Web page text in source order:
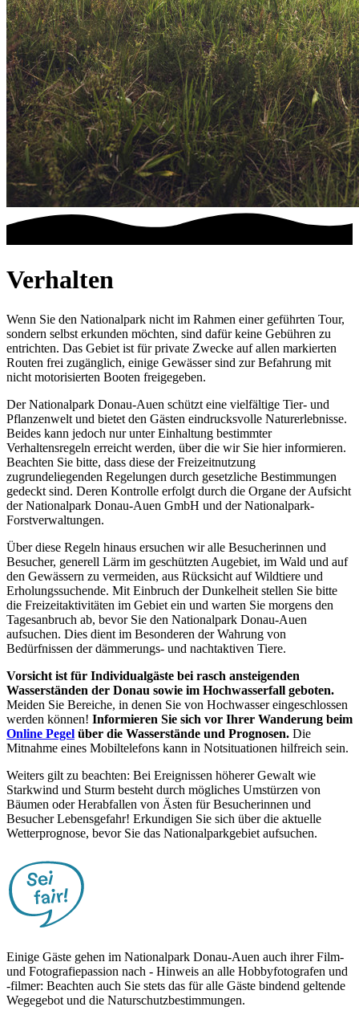
Verhalten
Wenn Sie den Nationalpark nicht im Rahmen einer geführten Tour,
sondern selbst erkunden möchten, sind dafür keine Gebühren zu
entrichten. Das Gebiet ist für private Zwecke auf allen markierten
Routen frei zugänglich, einige Gewässer sind zur Befahrung mit
nicht motorisierten Booten freigegeben.
Der Nationalpark Donau-Auen schützt eine vielfältige Tier- und
Pflanzenwelt und bietet den Gästen eindrucksvolle Naturerlebnisse.
Beides kann jedoch nur unter Einhaltung bestimmter
Verhaltensregeln erreicht werden, über die wir Sie hier informieren.
Beachten Sie bitte, dass diese der Freizeitnutzung
zugrundeliegenden Regelungen durch gesetzliche Bestimmungen
gedeckt sind. Deren Kontrolle erfolgt durch die Organe der Aufsicht
der Nationalpark Donau-Auen GmbH und der Nationalpark-
Forstverwaltungen.
Über diese Regeln hinaus ersuchen wir alle Besucherinnen und
Besucher, generell Lärm im geschützten Augebiet, im Wald und auf
den Gewässern zu vermeiden, aus Rücksicht auf Wildtiere und
Erholungssuchende. Mit Einbruch der Dunkelheit stellen Sie bitte
die Freizeitaktivitäten im Gebiet ein und warten Sie morgens den
Tagesanbruch ab, bevor Sie den Nationalpark Donau-Auen
aufsuchen. Dies dient im Besonderen der Wahrung von
Bedürfnissen der dämmerungs- und nachtaktiven Tiere.
Vorsicht ist für Individualgäste bei rasch ansteigenden
Wasserständen der Donau sowie im Hochwasserfall geboten.
Meiden Sie Bereiche, in denen Sie von Hochwasser eingeschlossen
werden können! Informieren Sie sich vor Ihrer Wanderung beim
Online Pegel über die Wasserstände und Prognosen. Die
Mitnahme eines Mobiltelefons kann in Notsituationen hilfreich sein.
Weiters gilt zu beachten: Bei Ereignissen höherer Gewalt wie
Starkwind und Sturm besteht durch mögliches Umstürzen von
Bäumen oder Herabfallen von Ästen für Besucherinnen und
Besucher Lebensgefahr! Erkundigen Sie sich über die aktuelle
Wetterprognose, bevor Sie das Nationalparkgebiet aufsuchen.
Einige Gäste gehen im Nationalpark Donau-Auen auch ihrer Film-
und Fotografiepassion nach - Hinweis an alle Hobbyfotografen und
-filmer: Beachten auch Sie stets das für alle Gäste bindend geltende
Wegegebot und die Naturschutzbestimmungen.